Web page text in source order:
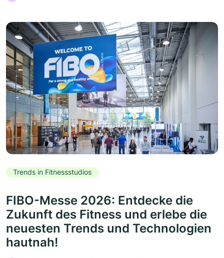
Trends in Fitnessstudios
FIBO-Messe 2026: Entdecke die
Zukunft des Fitness und erlebe die
neuesten Trends und Technologien
hautnah!